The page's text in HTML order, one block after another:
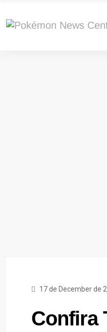
17 de December de
Confira